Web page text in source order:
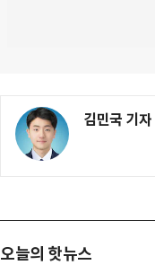
김민국 기자
오늘의 핫뉴스